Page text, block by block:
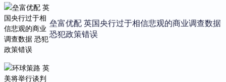
垒富优配 英国央行过于相信悲观的商业调查数据
恐犯政策错误